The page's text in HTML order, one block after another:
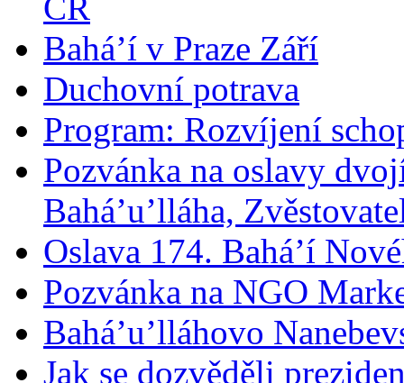
Bahá’í v Praze Září
Duchovní potrava
Program: Rozvíjení
Pozvánka na oslavy
Bahá’u’lláha,
Oslava 174. Bahá’í
Pozvánka na NGO
Bahá’u’lláhovo
Jak se dozvěděli